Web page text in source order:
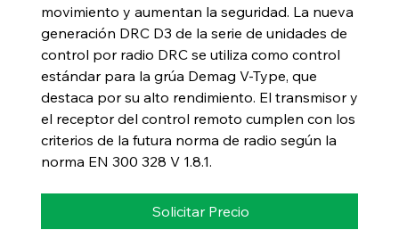
movimiento y aumentan la seguridad. La nueva
generación DRC D3 de la serie de unidades de
control por radio DRC se utiliza como control
estándar para la grúa Demag V-Type, que
destaca por su alto rendimiento. El transmisor y
el receptor del control remoto cumplen con los
criterios de la futura norma de radio según la
norma EN 300 328 V 1.8.1.
Solicitar Precio